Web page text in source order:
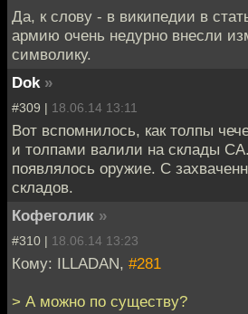
Да, к слову - в википедии в
армию очень недурно внесли
символику.
Dok »
#309 | 18.06.14 13:11
Вот вспомнилось, как толпы
и толпами валили на склады
появлялось оружие. С
складов.
Кофеголик »
#310 | 18.06.14 13:23
Кому: ILLADAN, #281
> А можно по существу?